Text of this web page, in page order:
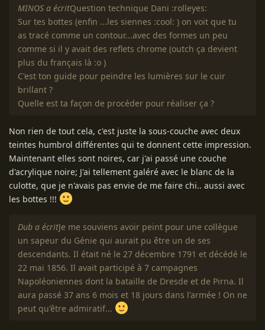
MINOS a écritQuestion technique Dani :rolleyes:
Sur tes bottes (enfin ...les siennes :cool: ) on voit que tu
as tracé comme un contour...avec des formes un peu
comme si il y avait des reflets chrome (outch ça devient
plus du français là :o )
C'est ton guide pour peindre les lumières sur le cuir
brillant ?
Quelle est ta façon de procéder pour réaliser ça ?
Non rien de tout cela, c'est juste la sous-couche avec deux
teintes humbrol différentes qui te donnent cette impression.
Maintenant elles sont noires, car j'ai passé une couche
d'acrylique noire; J'ai tellement galéré avec le blanc de la
culotte, que je n'avais pas envie de me faire chi.. aussi avec
les bottes !!!
Dub a écritJe me souviens avoir peint pour une collègue
un sapeur du Génie qui aurait pu être un de ses
descendants. Il était né le 27 décembre 1791 et décédé le
22 mai 1856. Il avait participé à 7 campagnes
Napoléoniennes dont la bataille de Dresde et de Pirna. Il
aura passé 37 ans 6 mois et 18 jours dans l'armée ! On ne
peut qu'être admiratif...